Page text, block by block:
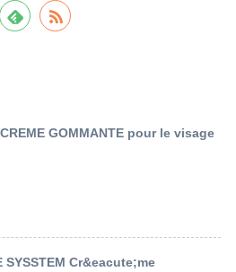
GOMMANTE pour le visage
SYSSTEM Cr&eacute;me